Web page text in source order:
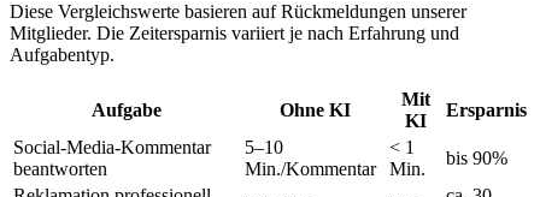
Diese Vergleichswerte basieren auf Rückmeldungen unserer
Mitglieder. Die Zeitersparnis variiert je nach Erfahrung und
Aufgabentyp.
Aufgabe Ohne KI
Mit
KI
Ersparnis
Social-Media-Kommentar
beantworten
5–10
Min./Kommentar
< 1
Min.
bis 90%